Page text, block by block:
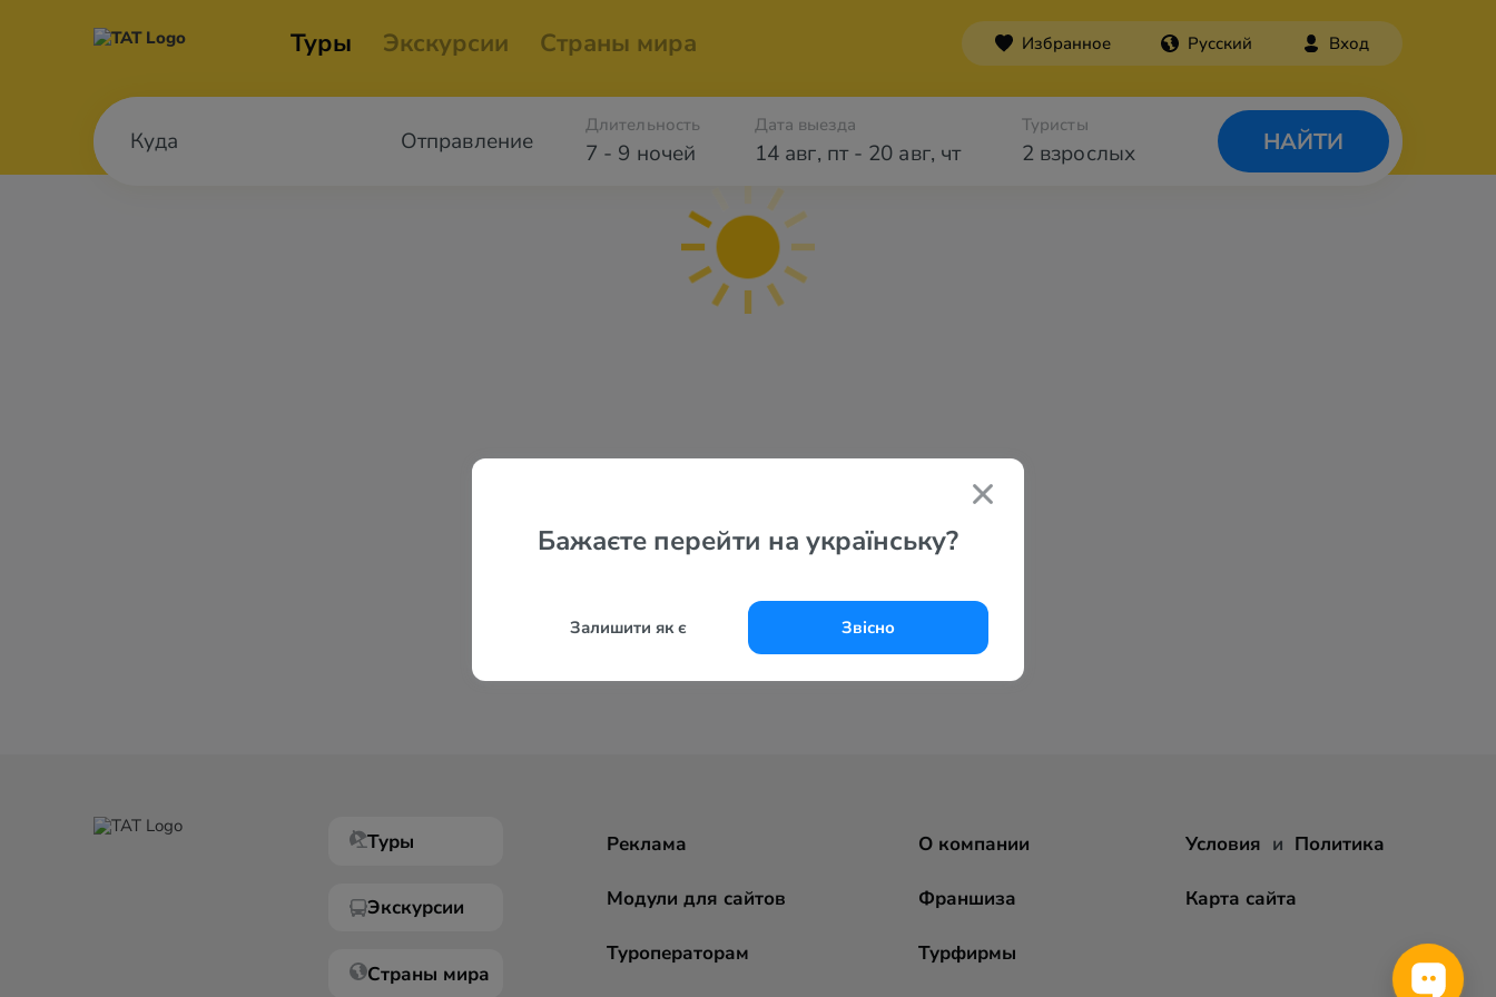
Туры Экскурсии Страны мира Избранное Русский Вход
Отправление 7 - 9 ночей
Длительность Дата выезда
14 авг, пт- 20 авг, чт 2 взрослых
Туристы
НАЙТИ
Бажаєте перейти на українську?
Залишити як є Звісно
Туры
Экскурсии
Страны мира
Реклама
Модули для сайтов
Туроператорам
О компании
Франшиза
Турфирмы
Условия и Политика
Карта сайта